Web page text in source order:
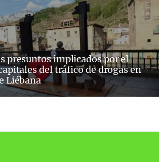
presuntos implicados por el
del tráfico de drogas en
Liébana